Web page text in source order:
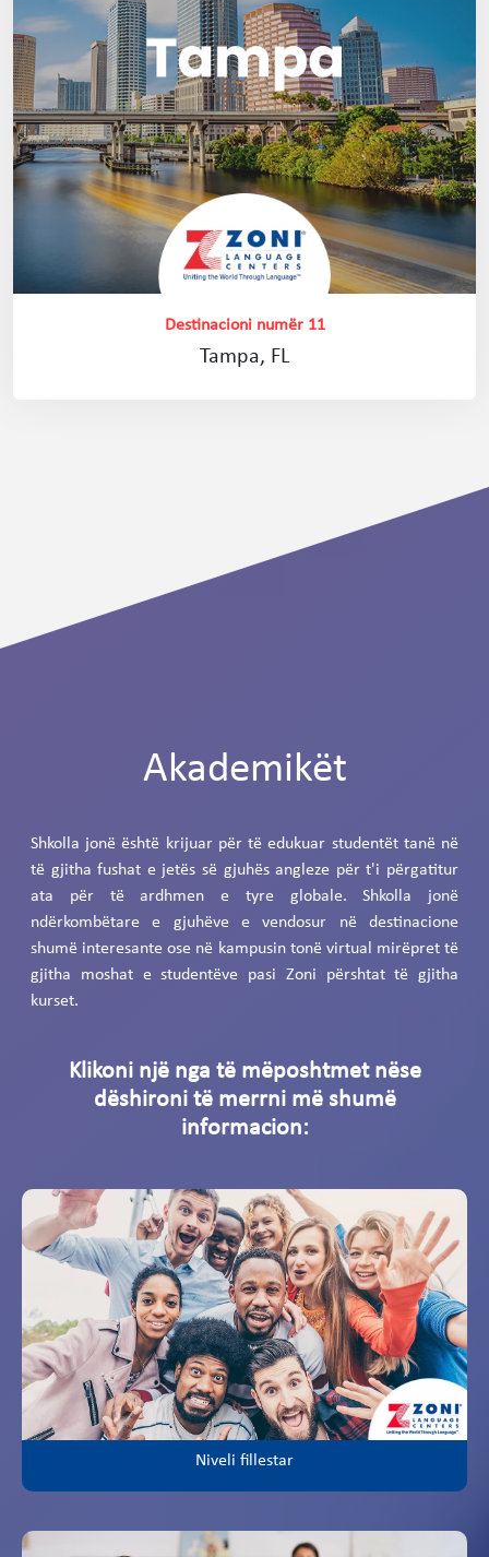
Destinacioni numër 11
Tampa, FL
Akademikët
Shkolla jonë është krijuar për të edukuar studentët tanë në
të gjitha fushat e jetës së gjuhës angleze për t'i përgatitur
ata për të ardhmen e tyre globale. Shkolla jonë
ndërkombëtare e gjuhëve e vendosur në destinacione
shumë interesante ose në kampusin tonë virtual mirëpret të
gjitha moshat e studentëve pasi Zoni përshtat të gjitha
kurset.
Klikoni një nga të mëposhtmet nëse
dëshironi të merrni më shumë
informacion:
Niveli fillestar